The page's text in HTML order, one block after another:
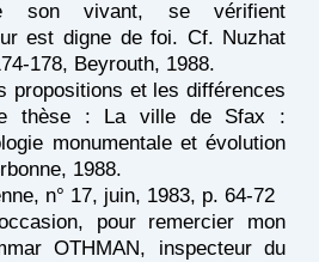
son vivant, se vérifient
est digne de foi. Cf. Nuzhat
178, Beyrouth, 1988.
propositions et les différences
thèse : La ville de Sfax :
monumentale et évolution
1988.
n° 17, juin, 1983, p. 64-72
pour remercier mon
OTHMAN, inspecteur du